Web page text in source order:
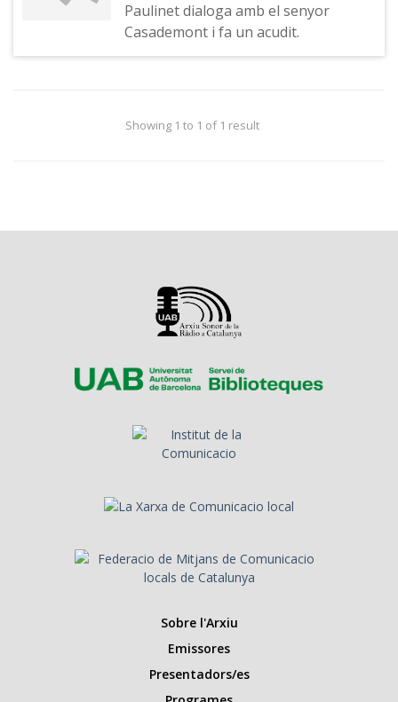
Paulinet dialoga amb el senyor
Casademont i fa un acudit.
Showing 1 to 1 of 1 result
Sobre l'Arxiu
Emissores
Presentadors/es